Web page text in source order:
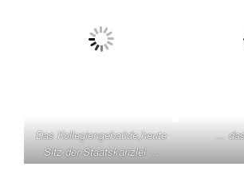
Das Kollegiengebaüde,heute
Sitz der Staatskanzlei …
…